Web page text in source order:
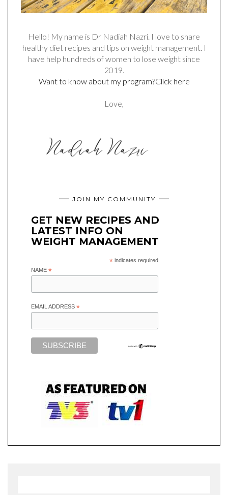
Hello! My name is Dr Nadiah Nazri. I love to share
healthy diet recipes and tips on weight management. I
have help hundreds of women to lose weight since
2019.
Want to know about my program?Click here
Love,
JOIN MY COMMUNITY
GET NEW RECIPES AND
LATEST INFO ON
WEIGHT MANAGEMENT
*indicates required
NAME *
EMAIL ADDRESS *